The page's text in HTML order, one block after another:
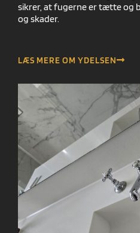
sikrer, at fugerne er tætte
og skader.
LÆS MERE OM YDELSEN